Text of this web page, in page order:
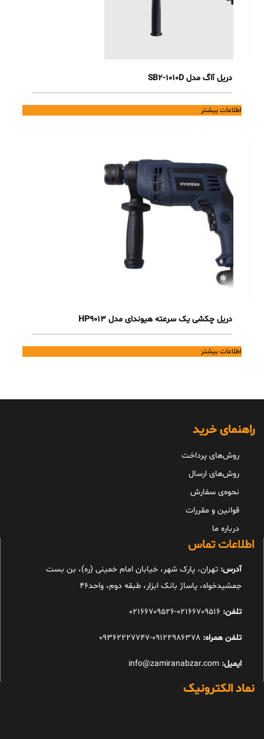
دریل آاگ مدل SB2-1010D
اطلاعات بیشتر
دریل چکشی یک سرعته هیوندای مدل HP9013
اطلاعات بیشتر
راهنمای خرید
روش‌های پرداخت
روش‌های ارسال
نحوه‌ی سفارش
قوانین و مقررات
درباره ما
اطلاعات تماس
آدرس: تهران، پارک شهر، خیابان امام خمینی (ره)، بن بست
جمشیدخواه، پاساژ بانک ابزار، طبقه دوم، واحد46
تلفن:
تلفن همراه: 09122986378-09362227747
ایمیل:
نماد الکترونیک